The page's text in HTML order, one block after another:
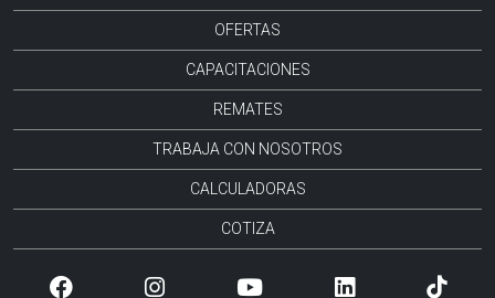
OFERTAS
CAPACITACIONES
REMATES
TRABAJA CON NOSOTROS
CALCULADORAS
COTIZA